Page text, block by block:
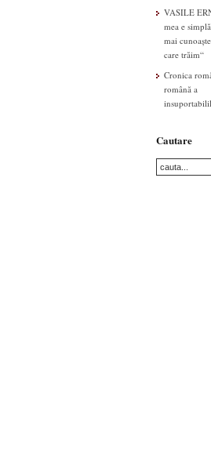
VASILE
mea e
mai
care trăim“
Cronica
română a
Cautare